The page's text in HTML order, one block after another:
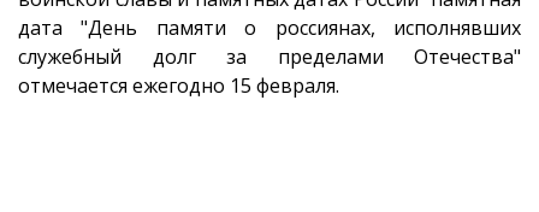
дата "День памяти о россиянах, исполнявших
служебный долг за пределами Отечества"
отмечается ежегодно 15 февраля.